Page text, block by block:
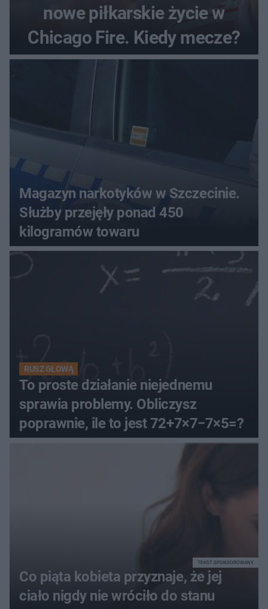
nowe piłkarskie życie w
Chicago Fire. Kiedy mecze?
Magazyn narkotyków w Szczecinie.
Służby przejęły ponad 450
kilogramów towaru
RUSZ GŁOWĄ
To proste działanie niejednemu
sprawia problemy. Obliczysz
poprawnie, ile to jest 72+7×7−7×5=?
Co piąta kobieta przyznaje, że jej
ciało nigdy nie wróciło do stanu
TEKST SPONSOROWANY